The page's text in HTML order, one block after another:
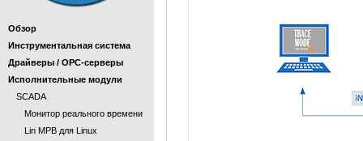
Обзор
Инструментальная система
Драйверы / OPC-серверы
Исполнительные модули
SCADA
Монитор реального времени
Lin МРВ для Linux